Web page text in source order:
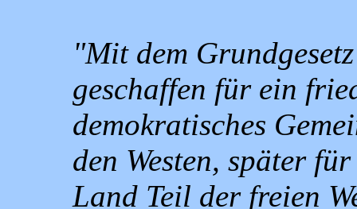
"Mit dem
geschaffen für ein
demokratisches
den Westen, später
Land Teil der freien